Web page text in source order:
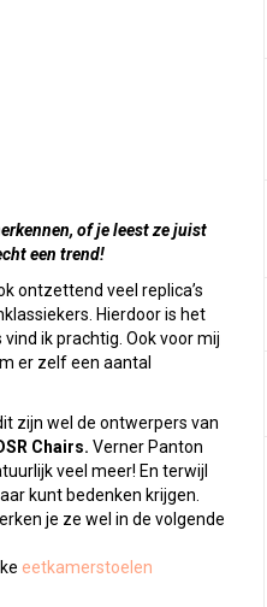
of je leest ze juist
een trend!
ontzettend veel replica’s
Hierdoor is het
ik prachtig. Ook voor mij
er zelf een aantal
zijn wel de ontwerpers van
Chairs. Verner Panton
veel meer! En terwijl
kunt bedenken krijgen.
je ze wel in de volgende
eetkamerstoel en